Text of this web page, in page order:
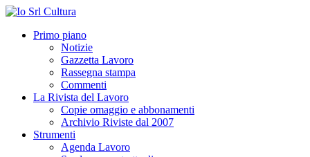
Primo piano
Notizie
Gazzetta Lavoro
Rassegna stampa
Commenti
La Rivista del Lavoro
Copie omaggio e abbonamenti
Archivio Riviste dal 2007
Strumenti
Agenda Lavoro